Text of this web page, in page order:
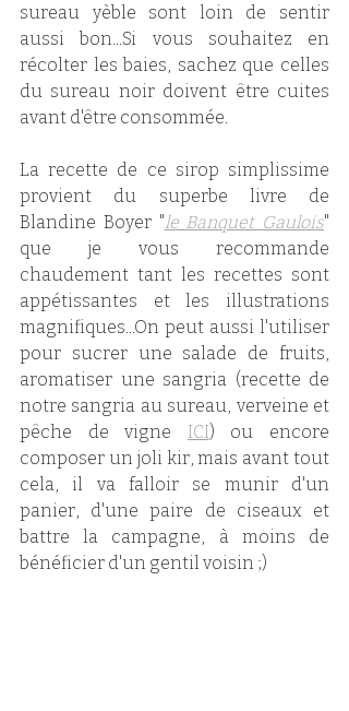
sureau yèble sont loin de sentir
aussi bon...Si vous souhaitez en
récolter les baies, sachez que celles
du sureau noir doivent être cuites
avant d'être consommée.
La recette de ce sirop simplissime
provient du superbe livre de
Blandine Boyer "le Banquet Gaulois"
que je vous recommande
chaudement tant les recettes sont
appétissantes et les illustrations
magnifiques...On peut aussi l'utiliser
pour sucrer une salade de fruits,
aromatiser une sangria (recette de
notre sangria au sureau, verveine et
pêche de vigne ICI) ou encore
composer un joli kir, mais avant tout
cela, il va falloir se munir d'un
panier, d'une paire de ciseaux et
battre la campagne, à moins de
bénéficier d'un gentil voisin ;)